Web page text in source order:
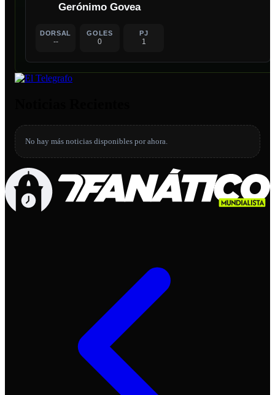
Gerónimo Govea
DORSAL
--
GOLES
0
PJ
1
No hay más noticias disponibles por ahora.